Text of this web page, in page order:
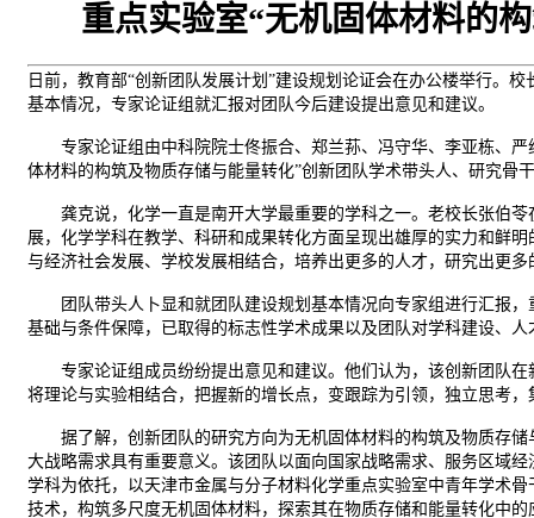
重点实验室“无机固体材料的
日前，教育部“创新团队发展计划”建设规划论证会在办公楼举行。
基本情况，专家论证组就汇报对团队今后建设提出意见和建议。
专家论证组由中科院院士佟振合、郑兰荪、冯守华、李亚栋、严
体材料的构筑及物质存储与能量转化”创新团队学术带头人、研究骨
龚克说，化学一直是南开大学最重要的学科之一。老校长张伯苓
展，化学学科在教学、科研和成果转化方面呈现出雄厚的实力和鲜
与经济社会发展、学校发展相结合，培养出更多的人才，研究出更
团队带头人卜显和就团队建设规划基本情况向专家组进行汇报，
基础与条件保障，已取得的标志性学术成果以及团队对学科建设、
专家论证组成员纷纷提出意见和建议。他们认为，该创新团队在
将理论与实验相结合，把握新的增长点，变跟踪为引领，独立思考
据了解，创新团队的研究方向为无机固体材料的构筑及物质存储
大战略需求具有重要意义。该团队以面向国家战略需求、服务区域
学科为依托，以天津市金属与分子材料化学重点实验室中青年学术
技术，构筑多尺度无机固体材料，探索其在物质存储和能量转化中的